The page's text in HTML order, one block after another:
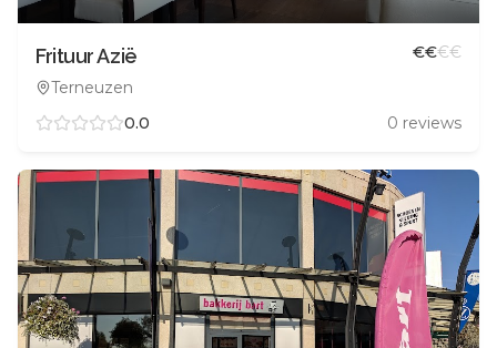
Frituur Azië
Terneuzen
€€€€
0.0 0 reviews